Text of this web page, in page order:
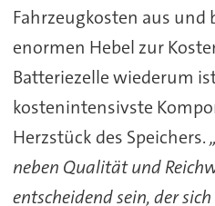
Fahrzeugkosten aus und
enormen Hebel zur
Batteriezelle wiederum
kostenintensivste
Herzstück des Speichers.
neben Qualität und
entscheidend sein, der